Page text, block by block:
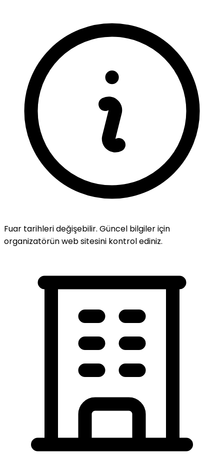
Fuar tarihleri değişebilir. Güncel bilgiler için
organizatörün web sitesini kontrol ediniz.